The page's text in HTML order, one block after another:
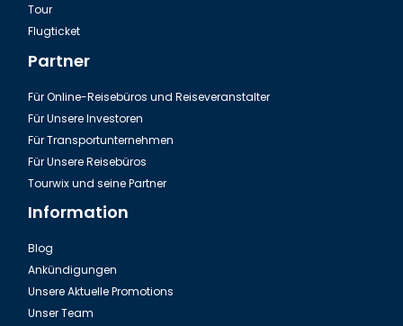
Tour
Flugticket
Partner
Für Online-Reisebüros und Reiseveranstalter
Für Unsere Investoren
Für Transportunternehmen
Für Unsere Reisebüros
Tourwix und seine Partner
Information
Blog
Ankündigungen
Unsere Aktuelle Promotions
Unser Team